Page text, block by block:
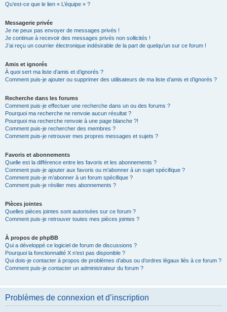
Qu’est-ce que le lien « L’équipe » ?
Messagerie privée
Je ne peux pas envoyer de messages privés !
Je continue à recevoir des messages privés non sollicités !
J’ai reçu un courrier électronique indésirable de la part de quelqu’un sur ce forum !
Amis et ignorés
À quoi sert ma liste d’amis et d’ignorés ?
Comment puis-je ajouter ou supprimer des utilisateurs de ma liste d’amis et d’ignorés ?
Recherche dans les forums
Comment puis-je effectuer une recherche dans un ou des forums ?
Pourquoi ma recherche ne renvoie aucun résultat ?
Pourquoi ma recherche renvoie à une page blanche ?!
Comment puis-je rechercher des membres ?
Comment puis-je retrouver mes propres messages et sujets ?
Favoris et abonnements
Quelle est la différence entre les favoris et les abonnements ?
Comment puis-je ajouter aux favoris ou m’abonner à un sujet spécifique ?
Comment puis-je m’abonner à un forum spécifique ?
Comment puis-je résilier mes abonnements ?
Pièces jointes
Quelles pièces jointes sont autorisées sur ce forum ?
Comment puis-je retrouver toutes mes pièces jointes ?
À propos de phpBB
Qui a développé ce logiciel de forum de discussions ?
Pourquoi la fonctionnalité X n’est pas disponible ?
Qui dois-je contacter à propos de problèmes d’abus ou d’ordres légaux liés à ce forum ?
Comment puis-je contacter un administrateur du forum ?
Problèmes de connexion et d’inscription